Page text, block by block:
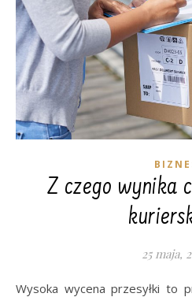
Z czego wynika
25 maja,
Wysoka wycena przesyłki to problem dość powszechny.